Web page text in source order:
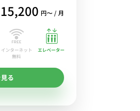
円〜 / 月
インターネット
無料
エレベーター
る